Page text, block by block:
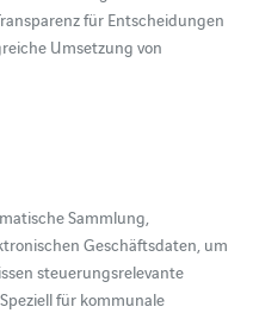
für Entscheidungen
Umsetzung von
Sammlung,
Geschäftsdaten, um
steuerungsrelevante
für kommunale